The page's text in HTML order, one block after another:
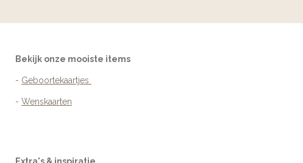
Bekijk onze mooiste items
- Geboortekaartjes
- Wenskaarten